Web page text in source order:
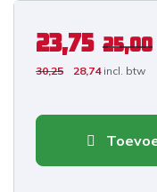
23,75 25,00
30,25 28,74 incl. btw